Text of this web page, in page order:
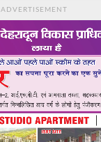
ADVERTISEMENT